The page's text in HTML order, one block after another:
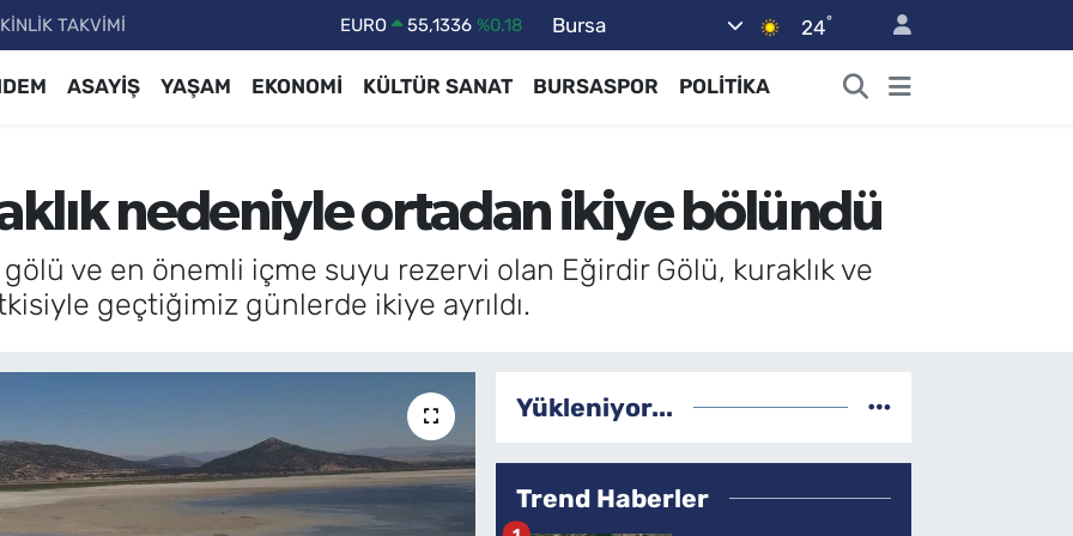
TAKVİMİ STERLİN 64,2534 %0.22
DOLAR
47,5971 %0.05
Bursa 24°
ASAYİŞ YAŞAM EKONOMİ KÜLTÜR SANAT BURSASPOR POLİTİKA
nedeniyle ortadan ikiye bölündü
ve en önemli içme suyu rezervi olan Eğirdir Gölü, kuraklık ve
geçtiğimiz günlerde ikiye ayrıldı.
Yükleniyor...
Trend Haberler